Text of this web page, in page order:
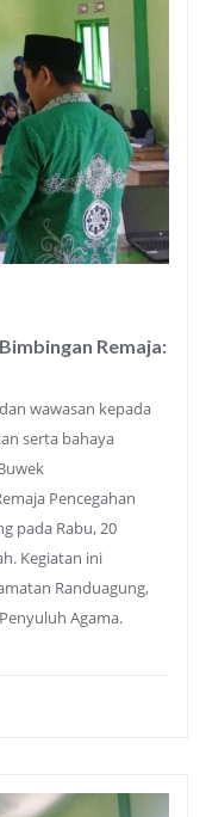
Remaja:
wawasan kepada
serta bahaya
Pencegahan
pada Rabu, 20
Kegiatan ini
Randuagung,
Agama.